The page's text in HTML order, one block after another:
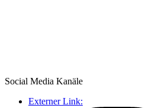
Social Media Kanäle
Externer Link: